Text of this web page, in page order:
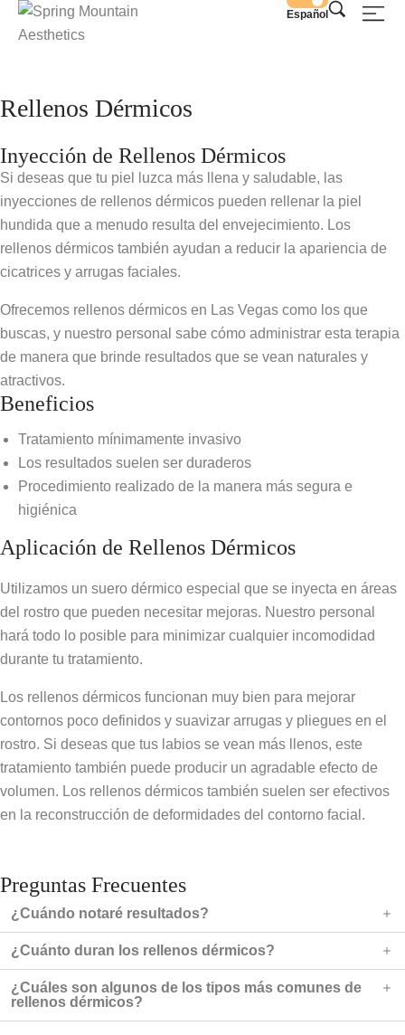
Español
Rellenos Dérmicos
Inyección de Rellenos Dérmicos
Si deseas que tu piel luzca más llena y saludable, las
inyecciones de rellenos dérmicos pueden rellenar la piel
hundida que a menudo resulta del envejecimiento. Los
rellenos dérmicos también ayudan a reducir la apariencia de
cicatrices y arrugas faciales.
Ofrecemos rellenos dérmicos en Las Vegas como los que
buscas, y nuestro personal sabe cómo administrar esta terapia
de manera que brinde resultados que se vean naturales y
atractivos.
Beneficios
Tratamiento mínimamente invasivo
Los resultados suelen ser duraderos
Procedimiento realizado de la manera más segura e
higiénica
Aplicación de Rellenos Dérmicos
Utilizamos un suero dérmico especial que se inyecta en áreas
del rostro que pueden necesitar mejoras. Nuestro personal
hará todo lo posible para minimizar cualquier incomodidad
durante tu tratamiento.
Los rellenos dérmicos funcionan muy bien para mejorar
contornos poco definidos y suavizar arrugas y pliegues en el
rostro. Si deseas que tus labios se vean más llenos, este
tratamiento también puede producir un agradable efecto de
volumen. Los rellenos dérmicos también suelen ser efectivos
en la reconstrucción de deformidades del contorno facial.
Preguntas Frecuentes
¿Cuándo notaré resultados?
¿Cuánto duran los rellenos dérmicos?
¿Cuáles son algunos de los tipos más comunes de
rellenos dérmicos?